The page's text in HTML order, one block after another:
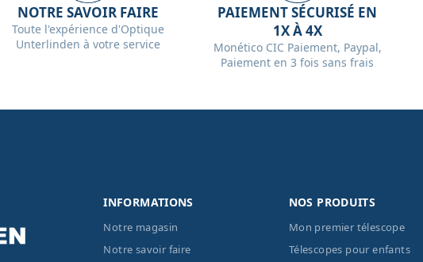
NOTRE SAVOIR FAIRE
Toute l'expérience d'Optique
Unterlinden à votre service
PAIEMENT SÉCURISÉ EN
1X À 4X
Monético CIC Paiement, Paypal,
Paiement en 3 fois sans frais
INFORMATIONS
Notre magasin
Notre savoir faire
NOS PRODUITS
Mon premier télescope
Télescopes pour enfants